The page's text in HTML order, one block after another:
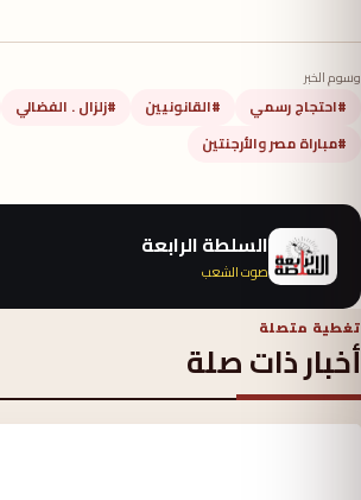
وسوم الخبر
#احتجاج رسمي #القانونيين #زلزال . الفضالي
#مباراة مصر والأرجنتين
السلطة الرابعة
صوت الشعب
تغطية متصلة
أخبار ذات صلة